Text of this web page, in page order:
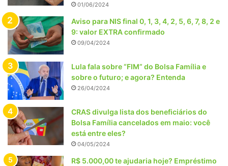
01/06/2024
Aviso para NIS final 0, 1, 3, 4, 2, 5, 6, 7, 8, 2 e
9: valor EXTRA confirmado
09/04/2024
Lula fala sobre “FIM” do Bolsa Família e
sobre o futuro; e agora? Entenda
26/04/2024
CRAS divulga lista dos beneficiários do
Bolsa Família cancelados em maio: você
está entre eles?
04/05/2024
R$ 5.000,00 te ajudaria hoje? Empréstimo